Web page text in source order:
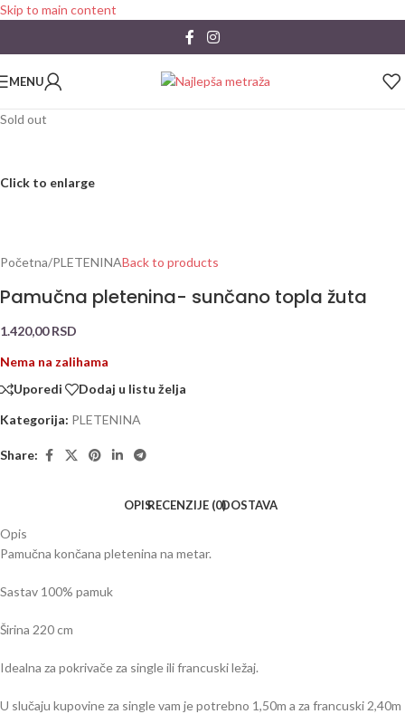
Skip to main content
MENU
Sold out
Click to enlarge
Početna/PLETENINABack to products
Pamučna pletenina- sunčano topla žuta
1.420,00RSD
Nema na zalihama
Uporedi
Dodaj u listu želja
Kategorija: PLETENINA
Share:
OPISRECENZIJE (0)DOSTAVA
Opis
Pamučna končana pletenina na metar.
Sastav 100% pamuk
Širina 220 cm
Idealna za pokrivače za single ili francuski ležaj.
U slučaju kupovine za single vam je potrebno 1,50m a za francuski 2,40m